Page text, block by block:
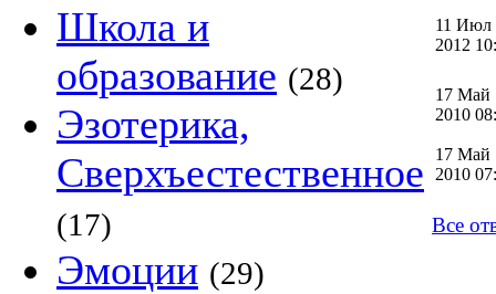
Школа и
образование (28)
Эзотерика,
Сверхъестественное
(17)
Эмоции (29)
11 Июл
2012
17 Май
2010
17 Май
2010
Все